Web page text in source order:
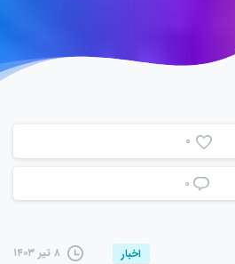
0
۰
اخبار ۸ تیر ۱۴۰۳